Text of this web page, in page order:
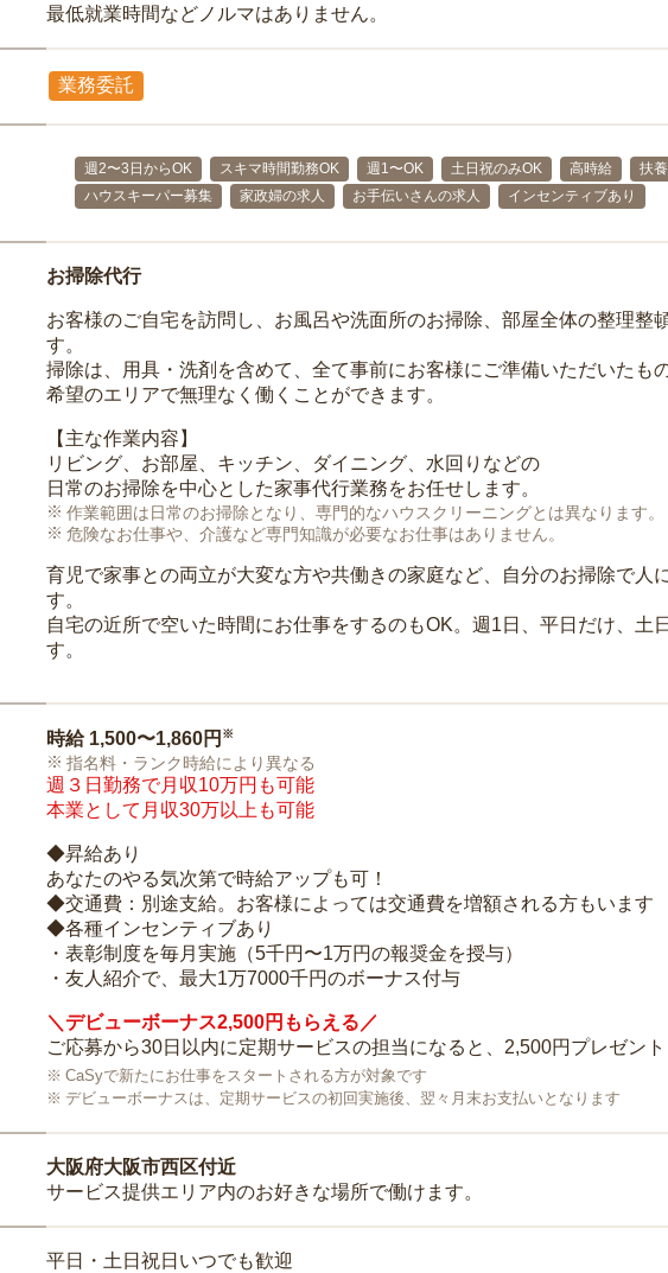
最低就業時間などノルマはありません。
業務委託
週2〜3日からOK スキマ時間勤務OK 週1〜OK 土日祝のみOK 高時給 扶
ハウスキーパー募集
家政婦の求人 お手伝いさんの求人 インセンティブあり
お掃除代行
お客様のご自宅を訪問し、お風呂や洗面所のお掃除、部屋全体の整理整
す。
掃除は、用具・洗剤を含めて、全て事前にお客様にご準備いただいたも
希望のエリアで無理なく働くことができます。
【主な作業内容】
リビング、お部屋、キッチン、ダイニング、水回りなどの
日常のお掃除を中心とした家事代行業務をお任せします。
作業範囲は日常のお掃除となり、専門的なハウスクリーニングとは異なります。
危険なお仕事や、介護など専門知識が必要なお仕事はありません。
育児で家事との両立が大変な方や共働きの家庭など、自分のお掃除で人
す。
自宅の近所で空いた時間にお仕事をするのもOK。週1日、平日だけ、土
す。
時給 1,500〜1,860円 ※
指名料・ランク時給により異なる
週３日勤務で月収10万円も可能
本業として月収30万以上も可能
◆昇給あり
あなたのやる気次第で時給アップも可！
◆交通費：別途支給。お客様によっては交通費を増額される方もいます
◆各種インセンティブあり
・表彰制度を毎月実施（5千円〜1万円の報奨金を授与）
・友人紹介で、最大1万7000千円のボーナス付与
＼デビューボーナス2,500円もらえる／
ご応募から30日以内に定期サービスの担当になると、2,500円プレゼント
CaSyで新たにお仕事をスタートされる方が対象です
デビューボーナスは、定期サービスの初回実施後、翌々月末お支払いとなります
大阪府大阪市西区付近
サービス提供エリア内のお好きな場所で働けます。
平日・土日祝日いつでも歓迎